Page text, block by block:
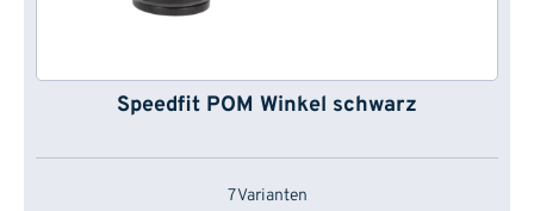
Speedfit POM Winkel schwarz
7 Varianten